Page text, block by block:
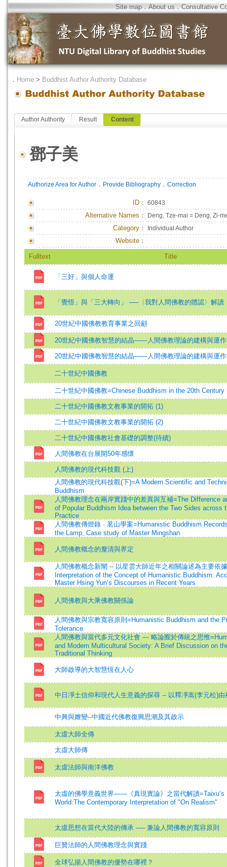
Site map．About us．Consultative
． Home > Buddhist Author Authority Database
Author Authority Result Content
鄧子美
Authorize Area for Author ． Provide Bibliography ． Correction
ID ： 60843
Alternative Names： Deng, Tze-mai = Deng, Zi-
Category： Individual Author
Website：
Fulltext Title
「三好」與個人命運
「覺悟」與「三大轉向」 ──〈我對人間佛教的體認〉解讀
20世紀中國佛教教育事業之回顧
20世紀中國佛教智慧的結晶——人間佛教理論的建構與運
20世紀中國佛教智慧的結晶——人間佛教理論的建構與運
二十世紀中國佛教
二十世紀中國佛教=Chinese Buddhism in the 20th Century
二十世紀中國佛教文教事業的開拓 (1)
二十世紀中國佛教文教事業的開拓 (2)
二十世紀中國佛教社會基礎的調整(待續)
人間佛教在台展開50年感懷
人間佛教的現代科技觀 (上)
人間佛教的現代科技觀(下)=A Modern Scientific and
Buddhism
人間佛教理念在兩岸實踐中的差異與互補=The Difference
of Popular Buddhism Idea between the Two Sides across
Practice
人間佛教傳燈錄 · 茗山學案=Humanistic Buddhism
the Lamp, Case study of Master Mingshan
人間佛教概念的釐清與界定
人間佛教概念新闡 -- 以星雲大師近年之相關論述為主要依
Interpretation of the Concept of Humanistic Buddhism:
Master Hsing Yun’s Discourses in Recent Years
人間佛教與大乘佛教關係論
人間佛教與宗教寬容原則=Humanistic Buddhism and the
Tolerance
人間佛教與當代多元文化社會 — 略論囿於傳統之思惟
and Modern Multicultural Society: A Brief Discussion on
Traditional Thinking
大師啟導的大智慧恆在人心
中日凈土信仰和現代人生意義的探尋 -- 以釋凈嵩(李元松)由
中興與嬗變--中國近代佛教復興思潮及其啟示
太虛大師全傳
太虛大師傳
太虛法師與南洋佛教
太虛的佛學意義世界——《真現實論》之當代解讀=Taixu’s
World:The Contemporary Interpretation of "On Realism"
太虛思想在當代大陸的傳承 ── 兼論人間佛教的寬容原則
巨贊法師的人間佛教理念與實踐
全球弘揚人間佛教的優勢在哪裡？